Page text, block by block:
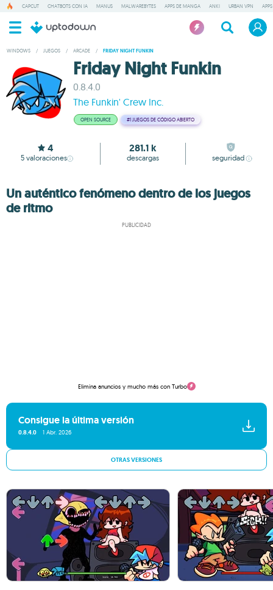
CAPCUT CHATBOTS CON IA MANUS MALWAREBYTES APPS DE MANGA ANKI URBAN VPN
WINDOWS / JUEGOS / ARCADE / FRIDAY NIGHT FUNKIN
Friday Night Funkin
0.8.4.0
The Funkin' Crew Inc.
OPEN SOURCE #1 JUEGOS DE CÓDIGO ABIERTO
4
5 valoraciones
281.1 k
descargas seguridad
Un auténtico fenómeno dentro de los juegos
de ritmo
PUBLICIDAD
Elimina anuncios y mucho más con Turbo
Consigue la última versión
0.8.4.0 1 Abr. 2026
OTRAS VERSIONES